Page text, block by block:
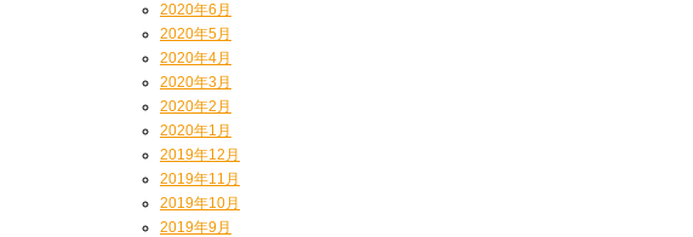
2020年6月
2020年5月
2020年4月
2020年3月
2020年2月
2020年1月
2019年12月
2019年11月
2019年10月
2019年9月